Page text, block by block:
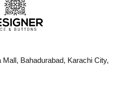
Bahadurabad, Karachi City,